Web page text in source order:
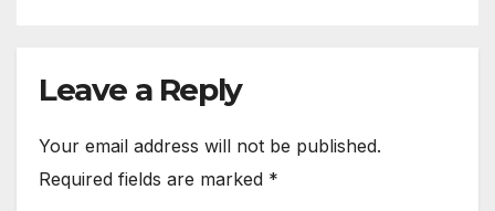
Leave a Reply
Your email address will not be published.
Required fields are marked *